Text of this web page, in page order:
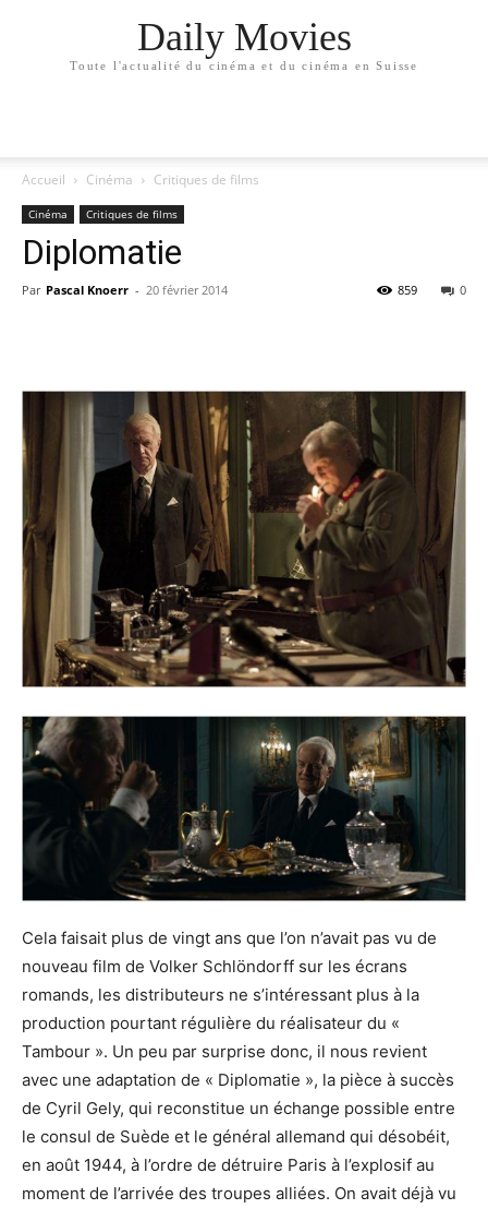
Daily Movies
Toute l'actualité du cinéma et du cinéma en Suisse
Accueil Cinéma Critiques de films
Cinéma Critiques de films
Diplomatie
Par Pascal Knoerr - 20 février 2014 0
859
Cela faisait plus de vingt ans que l’on n’avait pas vu de
nouveau film de Volker Schlöndorff sur les écrans
romands, les distributeurs ne s’intéressant plus à la
production pourtant régulière du réalisateur du «
Tambour ». Un peu par surprise donc, il nous revient
avec une adaptation de « Diplomatie », la pièce à succès
de Cyril Gely, qui reconstitue un échange possible entre
le consul de Suède et le général allemand qui désobéit,
en août 1944, à l’ordre de détruire Paris à l’explosif au
moment de l’arrivée des troupes alliées. On avait déjà vu